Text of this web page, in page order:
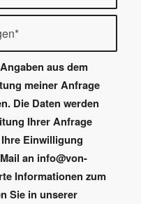
aus dem
meiner Anfrage
Die Daten werden
Ihrer Anfrage
Einwilligung
an info@von-
Informationen zum
Sie in unserer